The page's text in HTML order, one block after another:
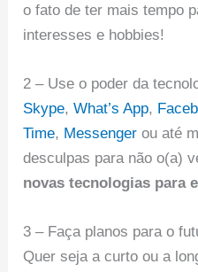
o fato de ter mais tempo
interesses e hobbies!
2 – Use o poder da
Skype,What’s App,
Time, Messenger ou até
desculpas para não o(a)
novas tecnologias para
3 – Faça planos para o
Quer seja a curto ou a